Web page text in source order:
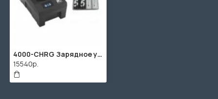
4000-CHRG Зарядное устройство для микрофонных систем, LAudio
15540р.